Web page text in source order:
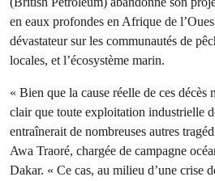
en eaux profondes en Afrique de
dévastateur sur les communautés de
locales, et l’écosystème marin.
« Bien que la cause réelle de ces décès
clair que toute exploitation industrielle
entraînerait de nombreuses autres
Awa Traoré, chargée de campagne
Dakar. « Ce cas, au milieu d’une crise